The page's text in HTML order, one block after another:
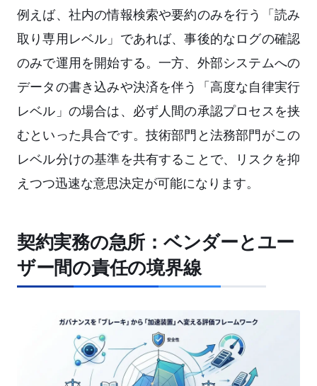
例えば、社内の情報検索や要約のみを行う「読み
取り専用レベル」であれば、事後的なログの確認
のみで運用を開始する。一方、外部システムへの
データの書き込みや決済を伴う「高度な自律実行
レベル」の場合は、必ず人間の承認プロセスを挟
むといった具合です。技術部門と法務部門がこの
レベル分けの基準を共有することで、リスクを抑
えつつ迅速な意思決定が可能になります。
契約実務の急所：ベンダーとユー
ザー間の責任の境界線